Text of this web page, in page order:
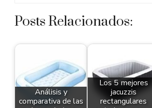
Posts Relacionados:
Análisis y
comparativa de las
Los 5 mejores
jacuzzis
rectangulares